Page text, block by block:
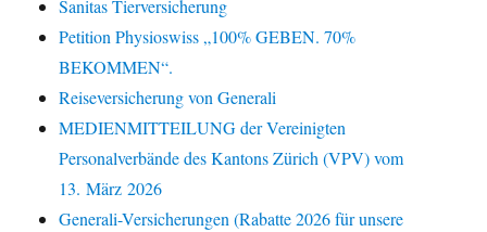
Sanitas Tierversicherung
Petition Physioswiss „100% GEBEN. 70%
BEKOMMEN“.
Reiseversicherung von Generali
MEDIENMITTEILUNG der Vereinigten
Personalverbände des Kantons Zürich (VPV) vom
13. März 2026
Generali-Versicherungen (Rabatte 2026 für unsere